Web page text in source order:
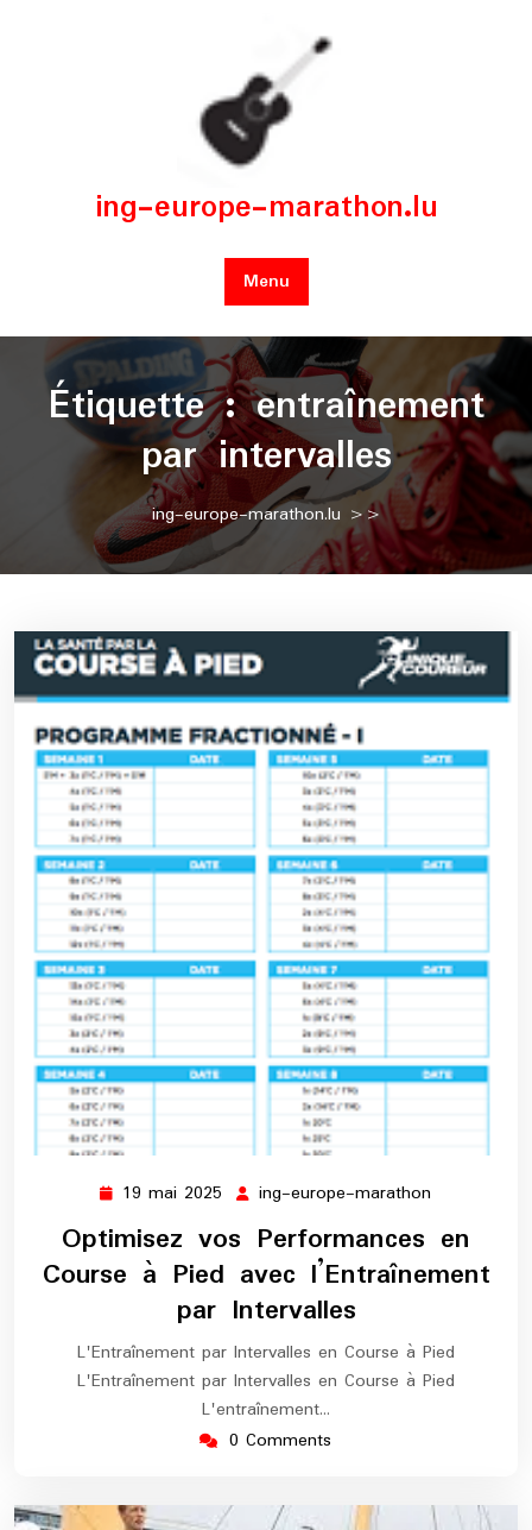
ing-europe-marathon.lu
Menu
Étiquette :entraînement
par intervalles
ing-europe-marathon.lu >>
19 mai 2025 19
2025
ing-europe-marathon
marathon
Optimisez vos Performances en
Course à Pied avec l’Entraînement
par Intervalles
L'Entraînement par Intervalles en Course à Pied
L'Entraînement par Intervalles en Course à Pied
L'entraînement…
0 Comments